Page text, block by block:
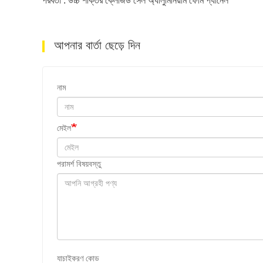
আপনার বার্তা ছেড়ে দিন
নাম
মেইল
পরামর্শ বিষয়বস্তু
যাচাইকরণ কোড